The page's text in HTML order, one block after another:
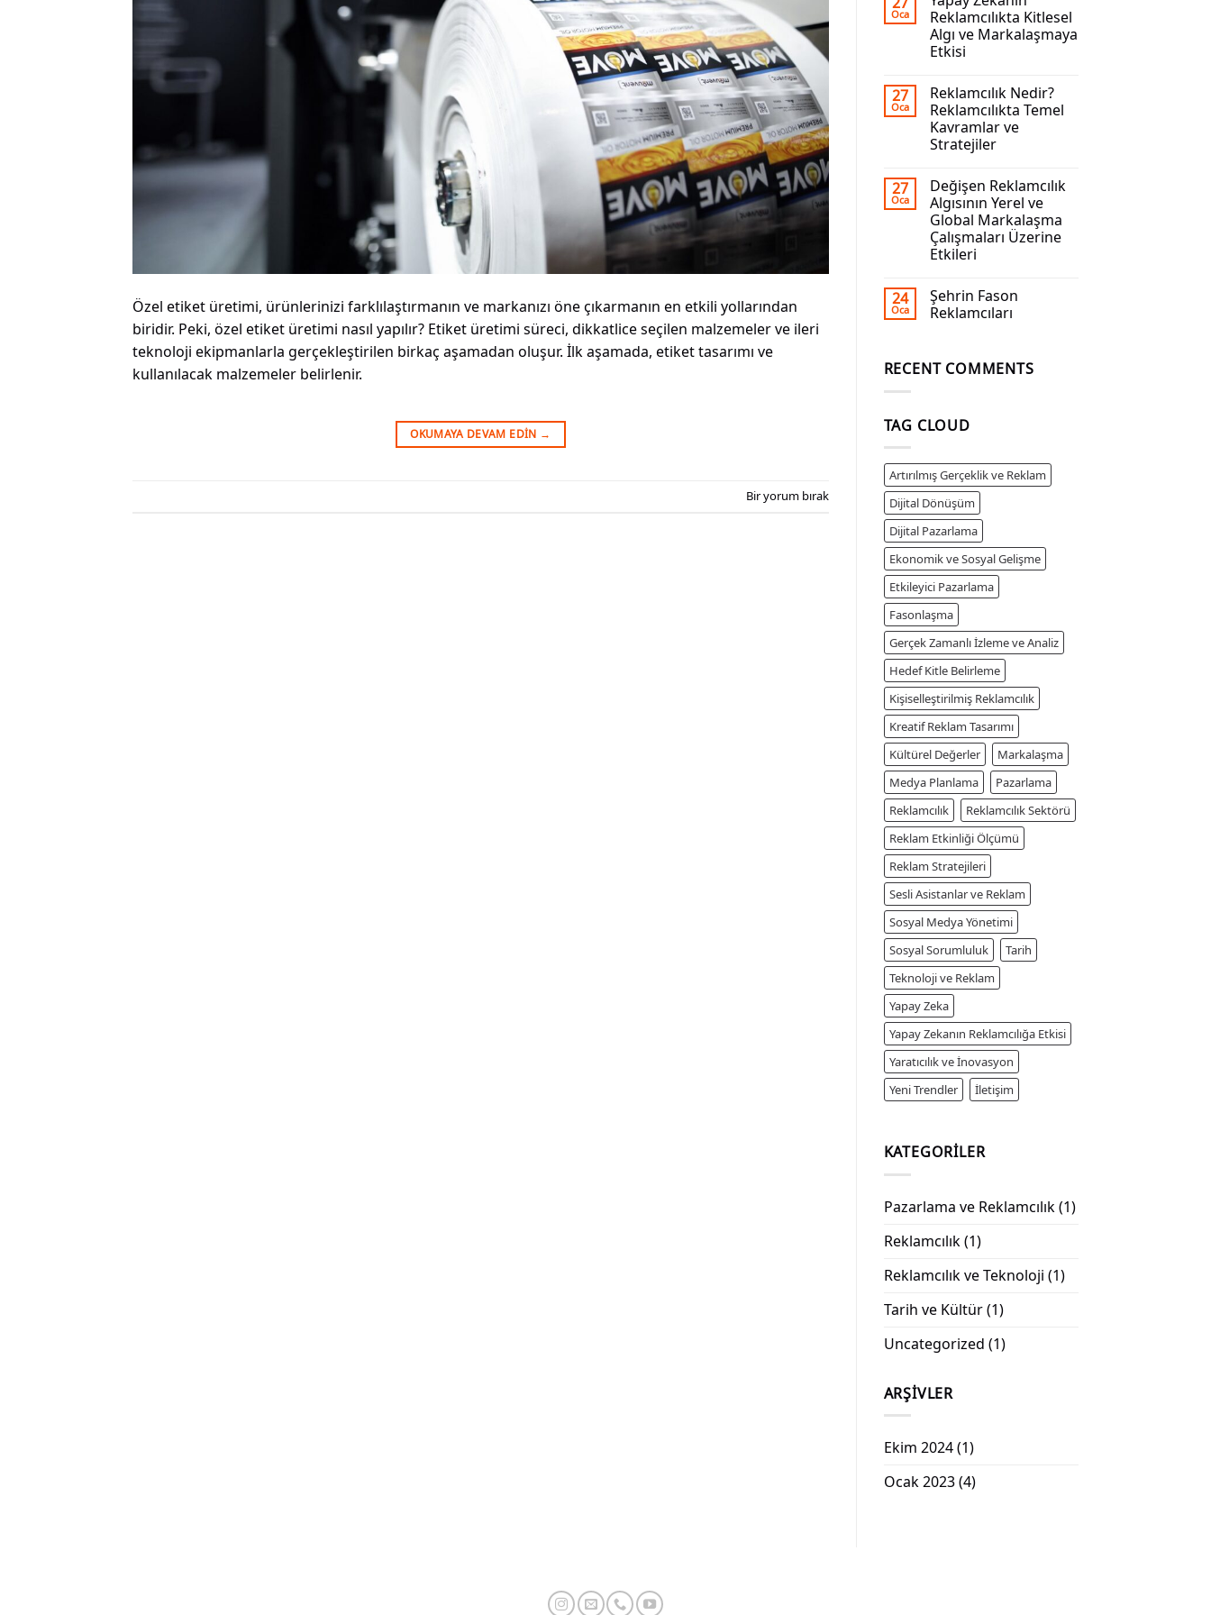
Özel etiket üretimi, ürünlerinizi farklılaştırmanın ve markanızı öne çıkarmanın en etkili yollarından
biridir. Peki, özel etiket üretimi nasıl yapılır? Etiket üretimi süreci, dikkatlice seçilen malzemeler ve ileri
teknoloji ekipmanlarla gerçekleştirilen birkaç aşamadan oluşur. İlk aşamada, etiket tasarımı ve
kullanılacak malzemeler belirlenir.
OKUMAYA DEVAM EDIN →
Bir yorum bırak
Oca
Reklamcılıkta Kitlesel
Algı ve Markalaşmaya
Etkisi
27
Oca
Reklamcılık Nedir?
Reklamcılıkta Temel
Kavramlar ve
Stratejiler
27
Oca
Değişen Reklamcılık
Algısının Yerel ve
Global Markalaşma
Çalışmaları Üzerine
Etkileri
24
Oca
Şehrin Fason
Reklamcıları
RECENT COMMENTS
TAG CLOUD
Artırılmış Gerçeklik ve Reklam
Dijital Dönüşüm
Dijital Pazarlama
Ekonomik ve Sosyal Gelişme
Etkileyici Pazarlama
Fasonlaşma
Gerçek Zamanlı İzleme ve Analiz
Hedef Kitle Belirleme
Kişiselleştirilmiş Reklamcılık
Kreatif Reklam Tasarımı
Kültürel Değerler
Markalaşma
Medya Planlama
Pazarlama
Reklamcılık
Reklamcılık Sektörü
Reklam Etkinliği Ölçümü
Reklam Stratejileri
Sesli Asistanlar ve Reklam
Sosyal Medya Yönetimi
Sosyal Sorumluluk
Tarih
Teknoloji ve Reklam
Yapay Zeka
Yapay Zekanın Reklamcılığa Etkisi
Yaratıcılık ve İnovasyon
Yeni Trendler
İletişim
KATEGORILER
Pazarlama ve Reklamcılık(1)
Reklamcılık(1)
Reklamcılık ve Teknoloji (1)
Tarih ve Kültür(1)
Uncategorized (1)
ARŞIVLER
Ekim 2024(1)
Ocak 2023(4)